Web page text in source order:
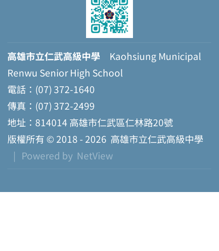
高雄市立仁武高級中學 Kaohsiung Municipal
Renwu Senior High School
電話：(07) 372-1640
傳真：(07) 372-2499
地址：814014 高雄市仁武區仁林路20號
版權所有 © 2018 - 2026 高雄市立仁武高級中學
| Powered by NetView